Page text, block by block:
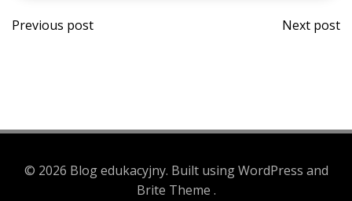
Post
Previous post
Post
Next post
© 2026 Blog edukacyjny. Built using WordPress and
Brite Theme .